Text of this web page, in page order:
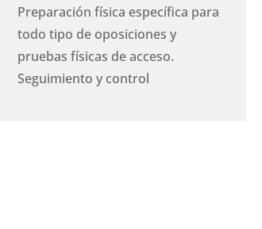
Preparación física específica para
todo tipo de oposiciones y
pruebas físicas de acceso.
Seguimiento y control